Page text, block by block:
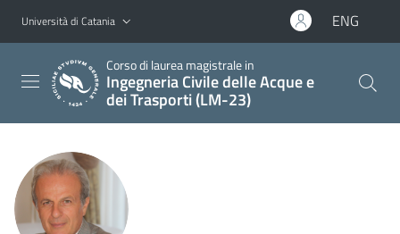
Vai al contenuto principale
Vai al menu di navigazione
Università di Catania ENG
Corso di laurea magistrale in
Ingegneria Civile delle Acque e
dei Trasporti (LM-23)